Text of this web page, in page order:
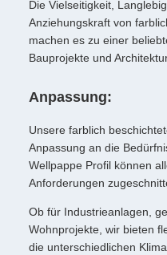
Die Vielseitigkeit,
Anziehungskraft von
machen es zu einer
Bauprojekte und
Anpassung:
Unsere farblich
Anpassung an die
Wellpappe Profil können
Anforderungen
Ob für Industrieanlagen,
Wohnprojekte, wir bieten
die unterschiedlichen